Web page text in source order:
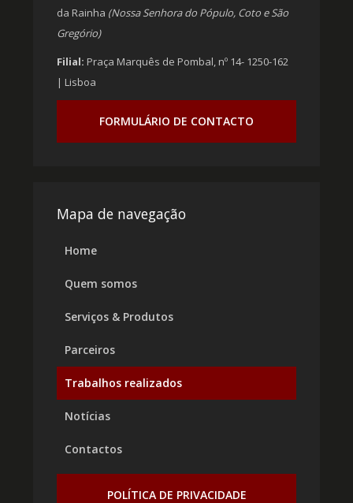
da Rainha (Nossa Senhora do Pópulo, Coto e São
Gregório)
Filial: Praça Marquês de Pombal, nº 14- 1250-162
| Lisboa
FORMULÁRIO DE CONTACTO
Mapa de navegação
Home
Quem somos
Serviços & Produtos
Parceiros
Trabalhos realizados
Notícias
Contactos
POLÍTICA DE PRIVACIDADE